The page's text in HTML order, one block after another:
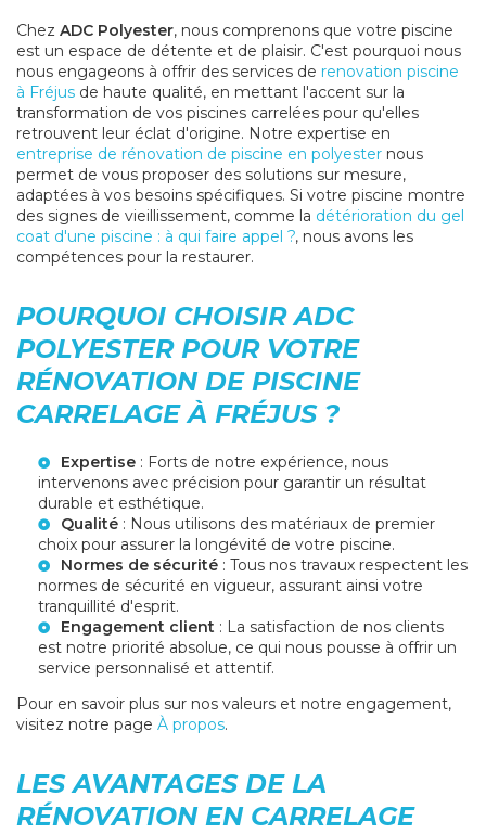
Chez ADC Polyester, nous comprenons que votre piscine
est un espace de détente et de plaisir. C'est pourquoi nous
nous engageons à offrir des services de renovation piscine
à Fréjus de haute qualité, en mettant l'accent sur la
transformation de vos piscines carrelées pour qu'elles
retrouvent leur éclat d'origine. Notre expertise en
entreprise de rénovation de piscine en polyester nous
permet de vous proposer des solutions sur mesure,
adaptées à vos besoins spécifiques. Si votre piscine montre
des signes de vieillissement, comme la détérioration du gel
coat d'une piscine : à qui faire appel ?, nous avons les
compétences pour la restaurer.
POURQUOI CHOISIR ADC
POLYESTER POUR VOTRE
RÉNOVATION DE PISCINE
CARRELAGE À FRÉJUS ?
Expertise : Forts de notre expérience, nous
intervenons avec précision pour garantir un résultat
durable et esthétique.
Qualité : Nous utilisons des matériaux de premier
choix pour assurer la longévité de votre piscine.
Normes de sécurité : Tous nos travaux respectent les
normes de sécurité en vigueur, assurant ainsi votre
tranquillité d'esprit.
Engagement client : La satisfaction de nos clients
est notre priorité absolue, ce qui nous pousse à offrir un
service personnalisé et attentif.
Pour en savoir plus sur nos valeurs et notre engagement,
visitez notre page À propos.
LES AVANTAGES DE LA
RÉNOVATION EN CARRELAGE